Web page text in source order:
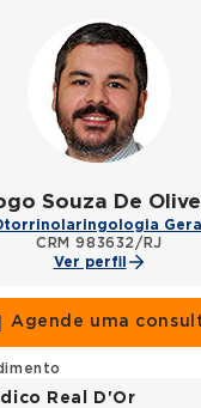
Souza De
Geral
CRM 983632/RJ
Ver perfil
Agende uma
Real D'Or